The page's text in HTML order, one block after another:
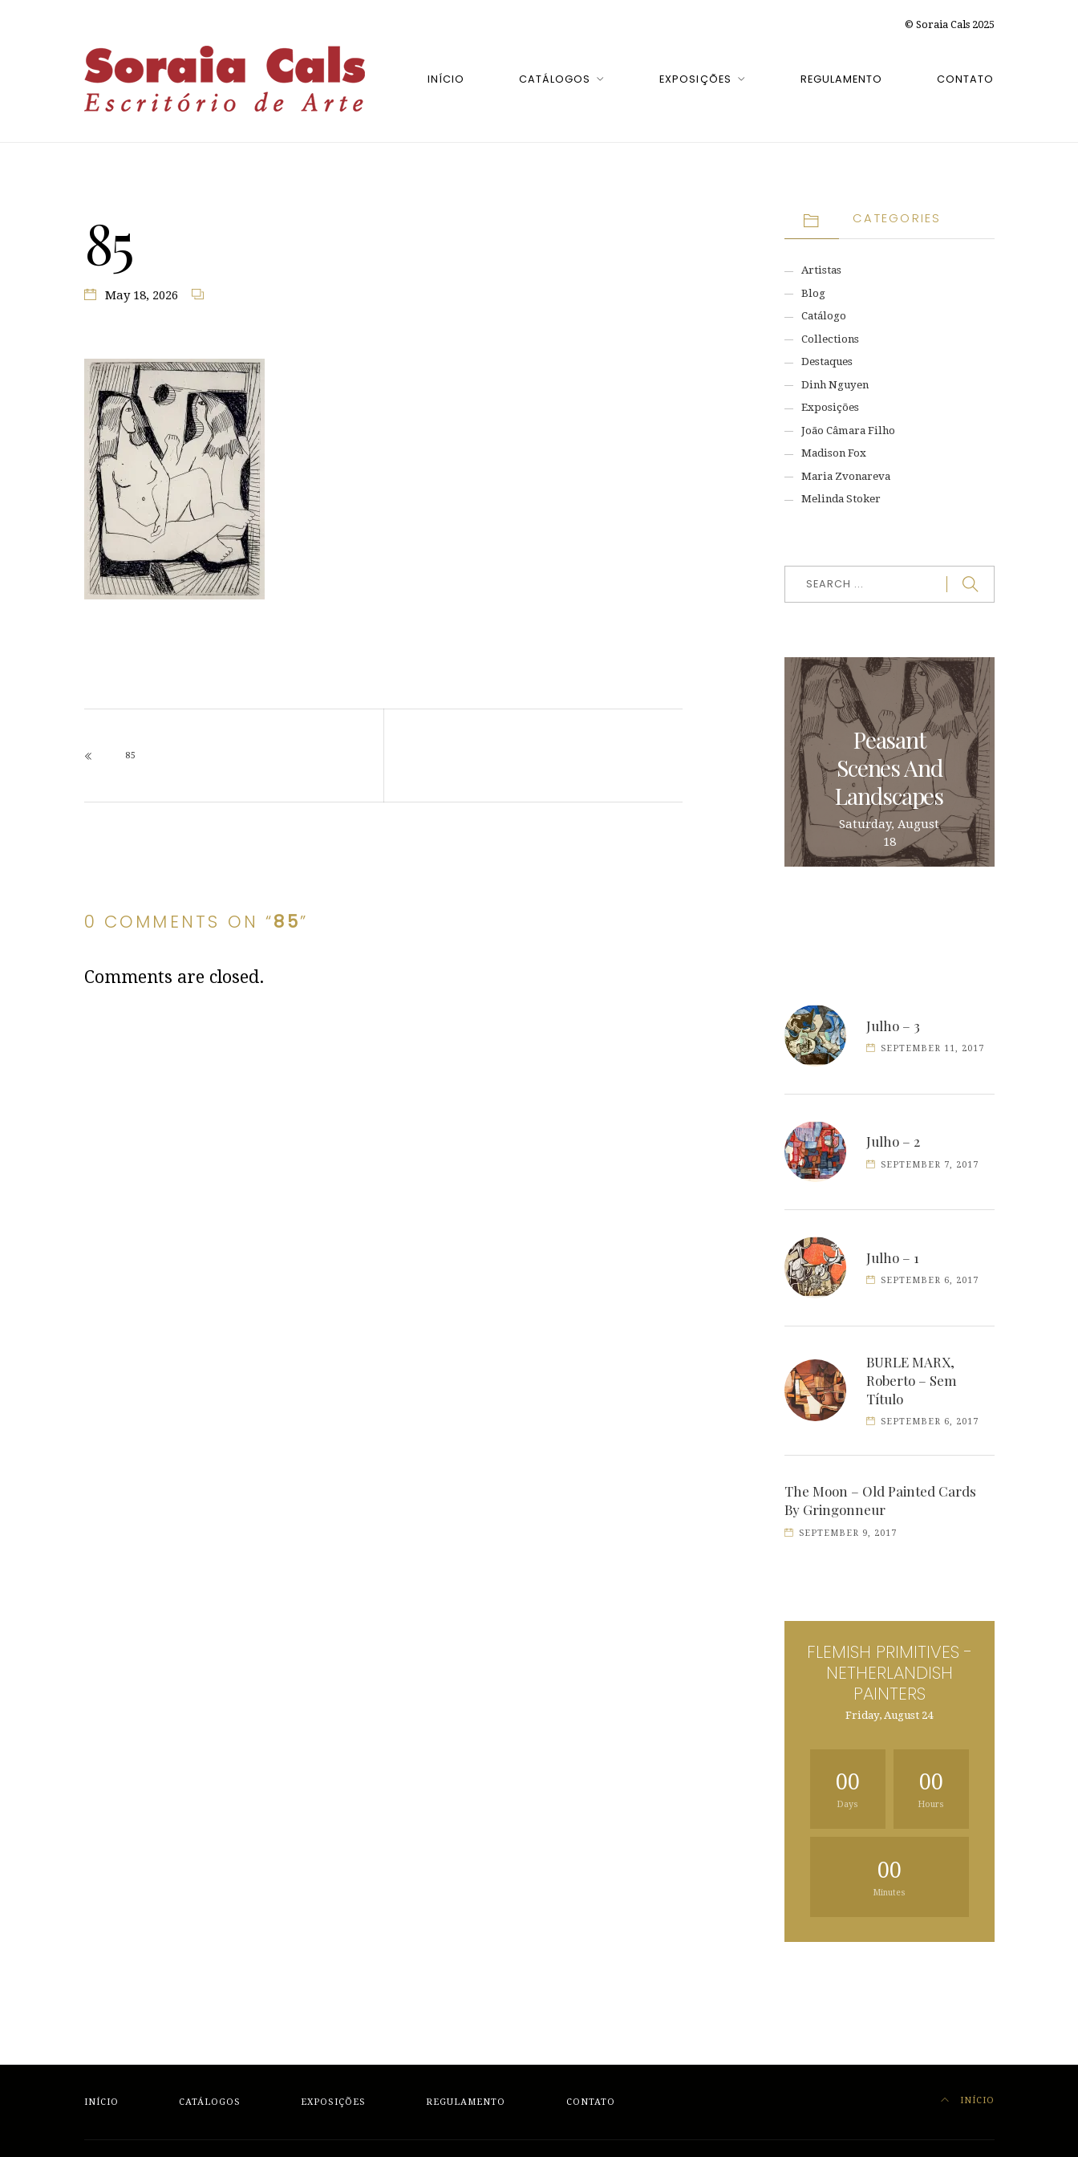
© Soraia Cals 2025
INÍCIO CATÁLOGOS EXPOSIÇÕES REGULAMENTO CONTATO
85
May 18, 2026
85
0 COMMENTS ON “85”
Comments are closed.
CATEGORIES
Artistas
Blog
Catálogo
Collections
Destaques
Dinh Nguyen
Exposições
João Câmara Filho
Madison Fox
Maria Zvonareva
Melinda Stoker
Peasant
Scenes And
Landscapes
Saturday, August
18
Julho – 3
SEPTEMBER 11, 2017
Julho – 2
SEPTEMBER 7, 2017
Julho – 1
SEPTEMBER 6, 2017
BURLE MARX,
Roberto – Sem
Título
SEPTEMBER 6, 2017
The Moon – Old Painted Cards
By Gringonneur
SEPTEMBER 9, 2017
FLEMISH PRIMITIVES -
NETHERLANDISH
PAINTERS
Friday, August 24
00
Days
00
Hours
00
Minutes
INÍCIO CATÁLOGOS EXPOSIÇÕES REGULAMENTO CONTATO INÍCIO